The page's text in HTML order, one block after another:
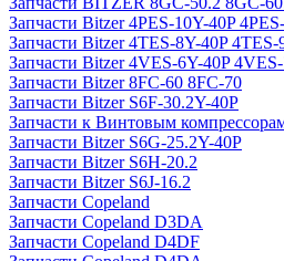
Запчасти Bitzer 4PES-10Y-40P
Запчасти Bitzer 4TES-8Y-40P
Запчасти Bitzer 4VES-6Y-40P
Запчасти Bitzer 8FC-60 8FC-70
Запчасти Bitzer S6F-30.2Y-40P
Запчасти к Винтовым
Запчасти Bitzer S6G-25.2Y-40P
Запчасти Bitzer S6H-20.2
Запчасти Bitzer S6J-16.2
Запчасти Copeland
Запчасти Copeland D3DA
Запчасти Copeland D4DF